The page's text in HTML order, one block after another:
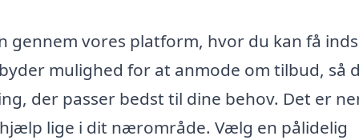
gennem vores platform, hvor du kan få
mulighed for at anmode om tilbud, så
der passer bedst til dine behov. Det er
lige i dit nærområde. Vælg en pålidelig